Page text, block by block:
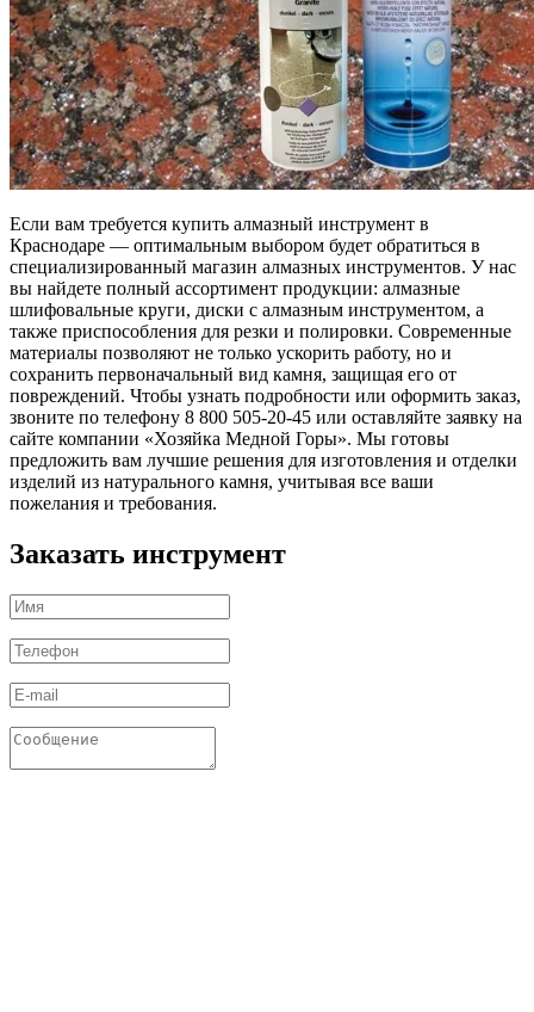
Если вам требуется купить алмазный инструмент в
Краснодаре — оптимальным выбором будет обратиться в
специализированный магазин алмазных инструментов. У нас
вы найдете полный ассортимент продукции: алмазные
шлифовальные круги, диски с алмазным инструментом, а
также приспособления для резки и полировки. Современные
материалы позволяют не только ускорить работу, но и
сохранить первоначальный вид камня, защищая его от
повреждений. Чтобы узнать подробности или оформить заказ,
звоните по телефону 8 800 505-20-45 или оставляйте заявку на
сайте компании «Хозяйка Медной Горы». Мы готовы
предложить вам лучшие решения для изготовления и отделки
изделий из натурального камня, учитывая все ваши
пожелания и требования.
Заказать инструмент